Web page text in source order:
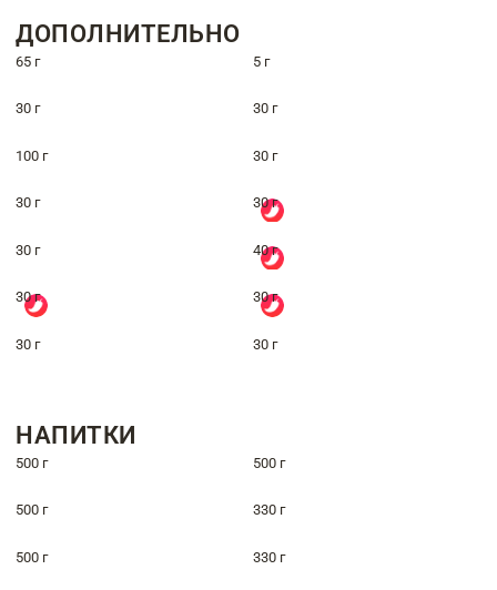
ДОПОЛНИТЕЛЬНО
65 г 5 г
30 г 30 г
100 г 30 г
30 г 30 г
30 г 40 г
30 г 30 г
30 г 30 г
НАПИТКИ
500 г 500 г
500 г 330 г
500 г 330 г